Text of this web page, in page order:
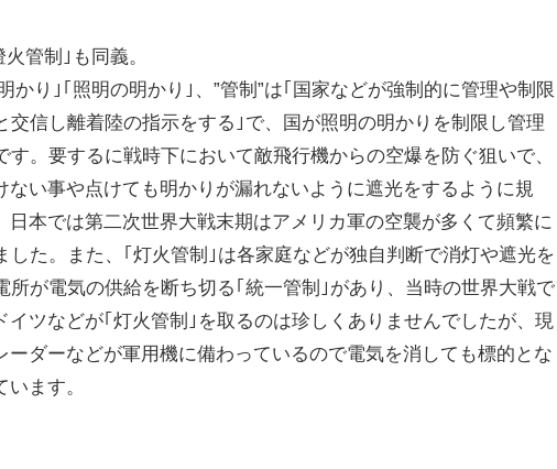
管制｣も同義。
かり｣｢照明の明かり｣、”管制”は｢国家などが強制的に管理や制限
交信し離着陸の指示をする｣で、国が照明の明かりを制限し管理
す。要するに戦時下において敵飛行機からの空爆を防ぐ狙いで、
ない事や点けても明かりが漏れないように遮光をするように規
日本では第二次世界大戦末期はアメリカ軍の空襲が多くて頻繁に
した。また、｢灯火管制｣は各家庭などが独自判断で消灯や遮光を
所が電気の供給を断ち切る｢統一管制｣があり、当時の世界大戦で
イツなどが｢灯火管制｣を取るのは珍しくありませんでしたが、現
ーダーなどが軍用機に備わっているので電気を消しても標的とな
ます。